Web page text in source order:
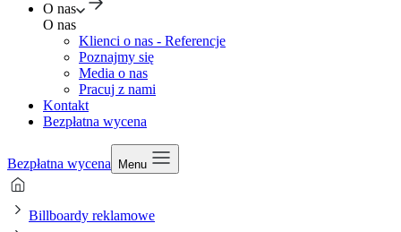
O nas
O nas
Klienci o nas - Referencje
Poznajmy się
Media o nas
Pracuj z nami
Kontakt
Bezpłatna wycena
Bezpłatna wycena Menu
Billboardy reklamowe